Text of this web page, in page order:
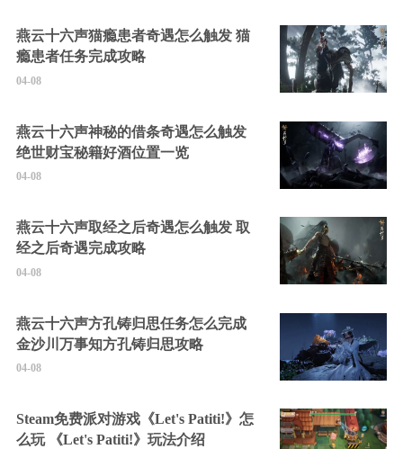
燕云十六声猫瘾患者奇遇怎么触发 猫
瘾患者任务完成攻略
04-08
燕云十六声神秘的借条奇遇怎么触发
绝世财宝秘籍好酒位置一览
04-08
燕云十六声取经之后奇遇怎么触发 取
经之后奇遇完成攻略
04-08
燕云十六声方孔铸归思任务怎么完成
金沙川万事知方孔铸归思攻略
04-08
Steam免费派对游戏《Let's Patiti!》怎
么玩 《Let's Patiti!》玩法介绍